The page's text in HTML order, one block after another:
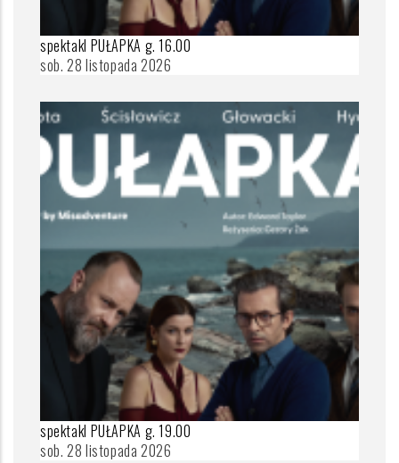
spektakl PUŁAPKA g. 16.00
sob. 28 listopada 2026
spektakl PUŁAPKA g. 19.00
sob. 28 listopada 2026